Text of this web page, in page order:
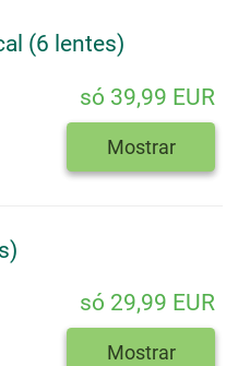
(6 lentes)
só 39,99 EUR
Mostrar
só 29,99 EUR
Mostrar